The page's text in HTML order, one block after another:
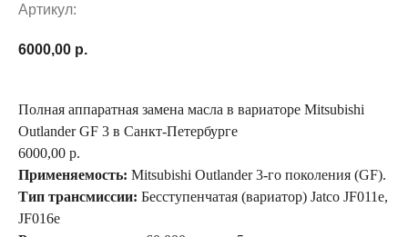
Артикул:
6000,00 р.
Полная аппаратная замена масла в вариаторе Mitsubishi
Outlander GF 3 в Санкт-Петербурге
6000,00 р.
Применяемость: Mitsubishi Outlander 3-го поколения (GF).
Тип трансмиссии: Бесступенчатая (вариатор) Jatco JF011e,
JF016e